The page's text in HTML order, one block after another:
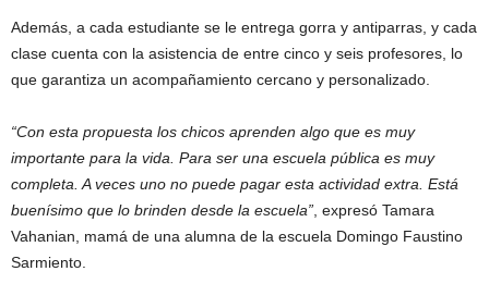
Además, a cada estudiante se le entrega gorra y antiparras, y cada
clase cuenta con la asistencia de entre cinco y seis profesores, lo
que garantiza un acompañamiento cercano y personalizado.
“Con esta propuesta los chicos aprenden algo que es muy
importante para la vida. Para ser una escuela pública es muy
completa. A veces uno no puede pagar esta actividad extra. Está
buenísimo que lo brinden desde la escuela”, expresó Tamara
Vahanian, mamá de una alumna de la escuela Domingo Faustino
Sarmiento.